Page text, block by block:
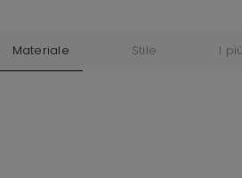
Materiale Stile I